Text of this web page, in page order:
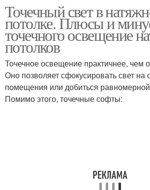
Светильник на
натяжной потолок
Точечный свет в
потолке. Плюсы и
точечного освещение
потолков
Точечное освещение практичнее, чем
Оно позволяет сфокусировать свет на
помещения или добиться равномерной
Помимо этого, точечные софты: